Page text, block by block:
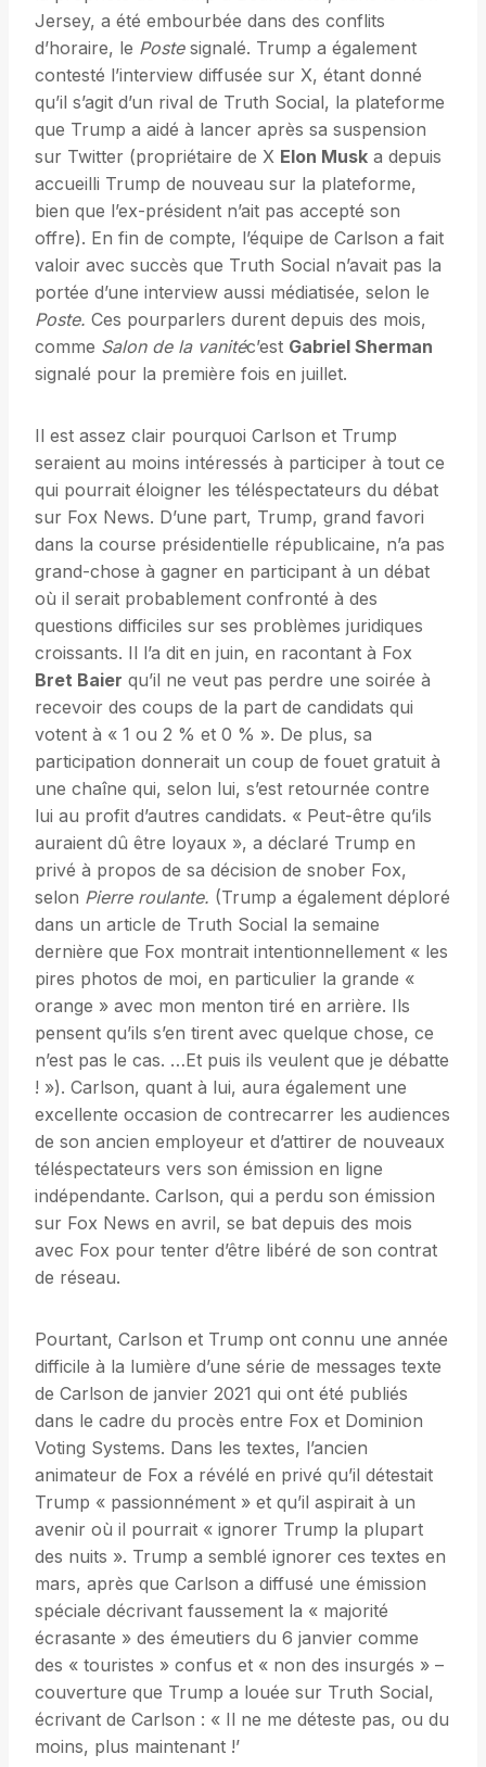
Jersey, a été embourbée dans des conflits
d’horaire, le Postesignalé. Trump a également
contesté l’interview diffusée sur X, étant donné
qu’il s’agit d’un rival de Truth Social, la plateforme
que Trump a aidé à lancer après sa suspension
sur Twitter (propriétaire de X Elon Musk a depuis
accueilli Trump de nouveau sur la plateforme,
bien que l’ex-président n’ait pas accepté son
offre). En fin de compte, l’équipe de Carlson a fait
valoir avec succès que Truth Social n’avait pas la
portée d’une interview aussi médiatisée, selon le
Poste. Ces pourparlers durent depuis des mois,
comme Salon de la vanitéc’est Gabriel Sherman
signalé pour la première fois en juillet.
Il est assez clair pourquoi Carlson et Trump
seraient au moins intéressés à participer à tout ce
qui pourrait éloigner les téléspectateurs du débat
sur Fox News. D’une part, Trump, grand favori
dans la course présidentielle républicaine, n’a pas
grand-chose à gagner en participant à un débat
où il serait probablement confronté à des
questions difficiles sur ses problèmes juridiques
croissants. Il l’a dit en juin, en racontant à Fox
Bret Baier qu’il ne veut pas perdre une soirée à
recevoir des coups de la part de candidats qui
votent à « 1 ou 2 % et 0 % ». De plus, sa
participation donnerait un coup de fouet gratuit à
une chaîne qui, selon lui, s’est retournée contre
lui au profit d’autres candidats. « Peut-être qu’ils
auraient dû être loyaux », a déclaré Trump en
privé à propos de sa décision de snober Fox,
selon Pierre roulante. (Trump a également déploré
dans un article de Truth Social la semaine
dernière que Fox montrait intentionnellement « les
pires photos de moi, en particulier la grande «
orange » avec mon menton tiré en arrière. Ils
pensent qu’ils s’en tirent avec quelque chose, ce
n’est pas le cas. …Et puis ils veulent que je débatte
! »). Carlson, quant à lui, aura également une
excellente occasion de contrecarrer les audiences
de son ancien employeur et d’attirer de nouveaux
téléspectateurs vers son émission en ligne
indépendante. Carlson, qui a perdu son émission
sur Fox News en avril, se bat depuis des mois
avec Fox pour tenter d’être libéré de son contrat
de réseau.
Pourtant, Carlson et Trump ont connu une année
difficile à la lumière d’une série de messages texte
de Carlson de janvier 2021 qui ont été publiés
dans le cadre du procès entre Fox et Dominion
Voting Systems. Dans les textes, l’ancien
animateur de Fox a révélé en privé qu’il détestait
Trump « passionnément » et qu’il aspirait à un
avenir où il pourrait « ignorer Trump la plupart
des nuits ». Trump a semblé ignorer ces textes en
mars, après que Carlson a diffusé une émission
spéciale décrivant faussement la « majorité
écrasante » des émeutiers du 6 janvier comme
des « touristes » confus et « non des insurgés » –
couverture que Trump a louée sur Truth Social,
écrivant de Carlson : « Il ne me déteste pas, ou du
moins, plus maintenant !’